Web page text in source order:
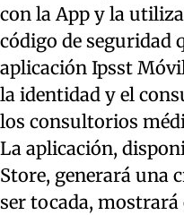
con la App y la
código de seguridad
aplicación Ipsst
la identidad y el
los consultorios
La aplicación,
Store, generará una
ser tocada,